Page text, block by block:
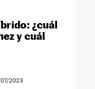
¿cuál
y cuál
07/2023